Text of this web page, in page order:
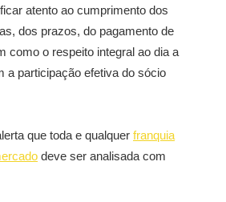
atento ao cumprimento dos
dos prazos, do pagamento de
como o respeito integral ao dia a
a participação efetiva do sócio
que toda e qualquer franquia
deve ser analisada com